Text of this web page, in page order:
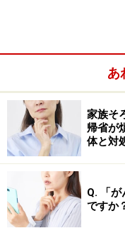
心の深層メッ
「色」
心が求めるものはと
あ
家族そ
帰省が
体と対
Q. 「
ですか